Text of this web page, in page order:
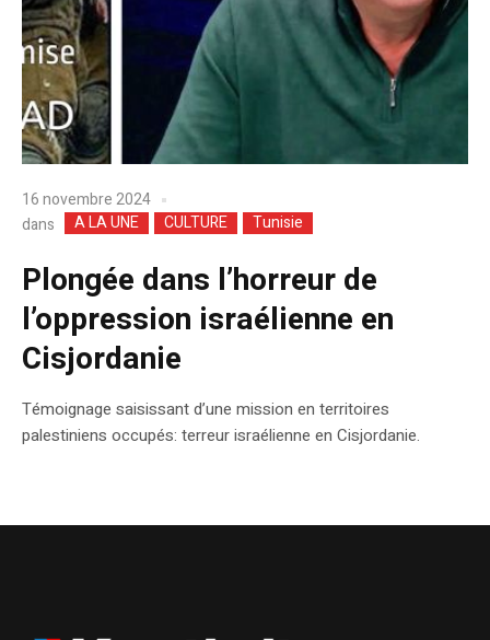
16 novembre 2024
dans
A LA UNE CULTURE Tunisie
Plongée dans l’horreur de
l’oppression israélienne en
Cisjordanie
Témoignage saisissant d’une mission en territoires
palestiniens occupés: terreur israélienne en Cisjordanie.